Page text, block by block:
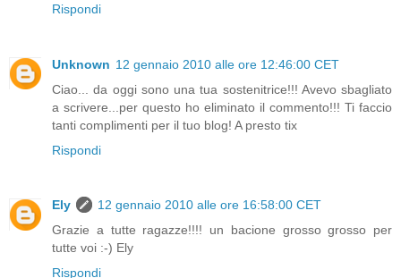
Rispondi
Unknown 12 gennaio 2010 alle ore 12:46:00 CET
Ciao... da oggi sono una tua sostenitrice!!! Avevo sbagliato
a scrivere...per questo ho eliminato il commento!!! Ti faccio
tanti complimenti per il tuo blog! A presto tix
Rispondi
Ely
12 gennaio 2010 alle ore 16:58:00 CET
Grazie a tutte ragazze!!!! un bacione grosso grosso per
tutte voi :-) Ely
Rispondi